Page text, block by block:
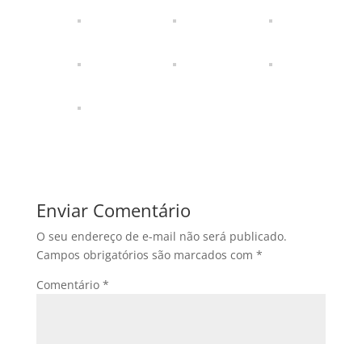
Enviar Comentário
O seu endereço de e-mail não será publicado.
Campos obrigatórios são marcados com *
Comentário *